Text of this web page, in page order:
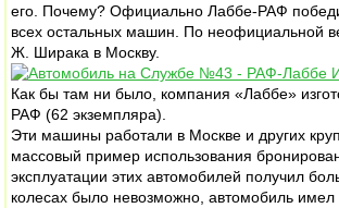
его. Почему? Официально Лаббе-РАФ
всех остальных машин. По неофициальной
Ж. Ширака в Москву.
Как бы там ни было, компания «Лаббе»
РАФ (62 экземпляра).
Эти машины работали в Москве и других
массовый пример использования
эксплуатации этих автомобилей получил
колесах было невозможно, автомобиль